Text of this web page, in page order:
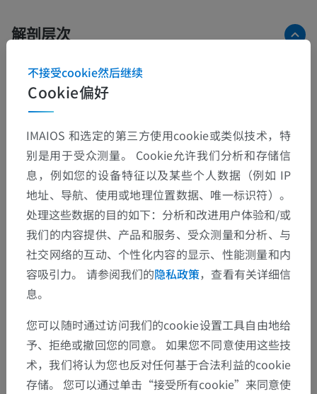
解剖层次
人体解剖学1
系统解剖学
底层结构：这个解剖部位没有子结构
翻译
发现错误？
欢迎提出更正、翻译或内容改进的建议。
检举错误
Cookie偏好
不接受cookie然后继续
IMAIOS 和选定的第三方使用cookie或类似技术，特
别是用于受众测量。 Cookie允许我们分析和存储信
息，例如您的设备特征以及某些个人数据（例如 IP
地址、导航、使用或地理位置数据、唯一标识符）。
处理这些数据的目的如下：分析和改进用户体验和/或
我们的内容提供、产品和服务、受众测量和分析、与
社交网络的互动、个性化内容的显示、性能测量和内
容吸引力。 请参阅我们的隐私政策，查看有关详细信
息。
您可以随时通过访问我们的cookie设置工具自由地给
予、拒绝或撤回您的同意。 如果您不同意使用这些技
术，我们将认为您也反对任何基于合法利益的cookie
存储。 您可以通过单击“接受所有cookie”来同意使